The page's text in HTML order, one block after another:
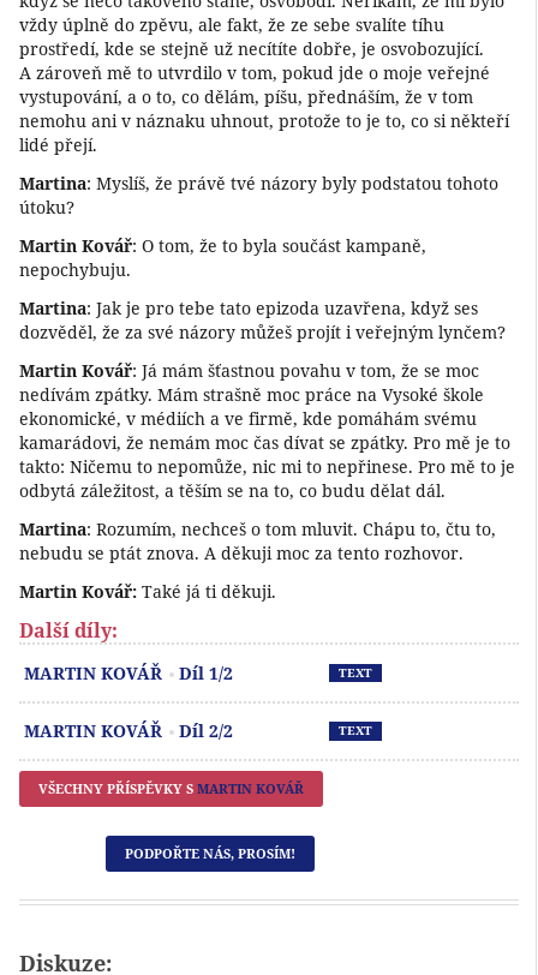
vždy úplně do zpěvu, ale fakt, že ze sebe svalíte tíhu
prostředí, kde se stejně už necítíte dobře, je osvobozující.
A zároveň mě to utvrdilo v tom, pokud jde o moje veřejné
vystupování, a o to, co dělám, píšu, přednáším, že v tom
nemohu ani v náznaku uhnout, protože to je to, co si někteří
lidé přejí.
Martina: Myslíš, že právě tvé názory byly podstatou tohoto
útoku?
Martin Kovář: O tom, že to byla součást kampaně,
nepochybuju.
Martina: Jak je pro tebe tato epizoda uzavřena, když ses
dozvěděl, že za své názory můžeš projít i veřejným lynčem?
Martin Kovář: Já mám šťastnou povahu v tom, že se moc
nedívám zpátky. Mám strašně moc práce na Vysoké škole
ekonomické, v médiích a ve firmě, kde pomáhám svému
kamarádovi, že nemám moc čas dívat se zpátky. Pro mě je to
takto: Ničemu to nepomůže, nic mi to nepřinese. Pro mě to je
odbytá záležitost, a těším se na to, co budu dělat dál.
Martina: Rozumím, nechceš o tom mluvit. Chápu to, čtu to,
nebudu se ptát znova. A děkuji moc za tento rozhovor.
Martin Kovář: Také já ti děkuji.
Další díly:
MARTIN KOVÁŘ Díl 1/2 TEXT
MARTIN KOVÁŘ Díl 2/2 TEXT
VŠECHNY PŘÍSPĚVKY S MARTIN KOVÁŘ
PODPOŘTE NÁS, PROSÍM!
Diskuze: